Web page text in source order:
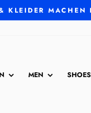
KLEIDER MACHEN
MEN SHOES